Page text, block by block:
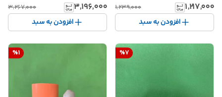
۱٬۲۱۷٬۰۰۰ ۱٬۲۳۹٬۰۰۰
افزودن به سبد
۳٬۱۹۶٬۰۰۰ ۳٬۲۶۷٬۰۰۰
افزودن به سبد
%7
%1